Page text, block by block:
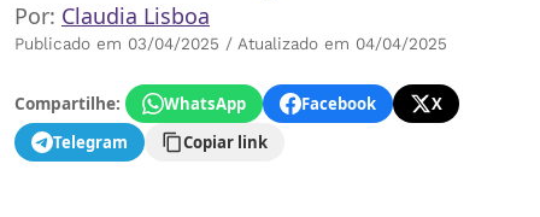
Por: Claudia Lisboa
Publicado em 03/04/2025 / Atualizado em 04/04/2025
Compartilhe: WhatsApp Facebook
X
Telegram
Copiar link